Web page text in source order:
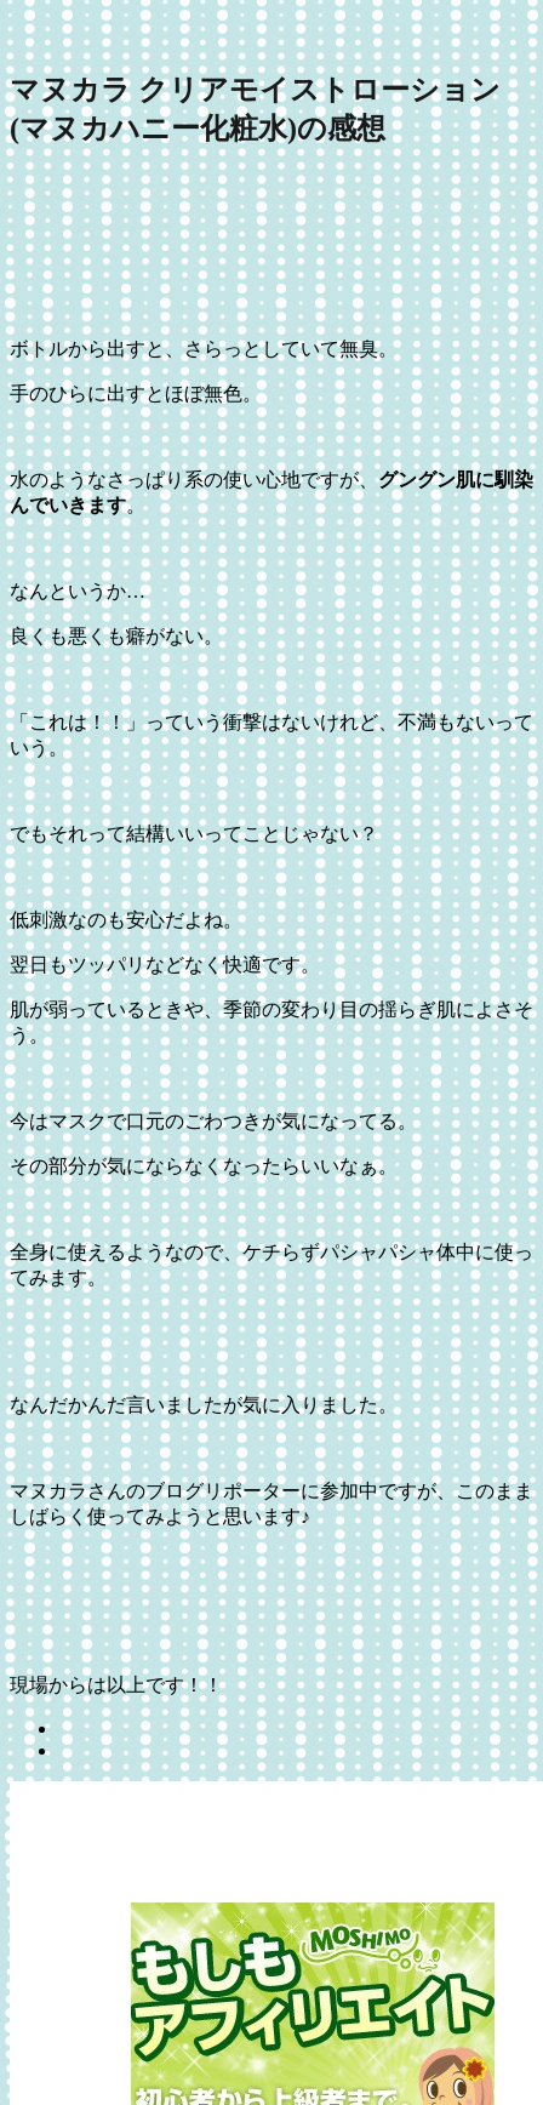
マヌカラ クリアモイストローション
(マヌカハニー化粧水)の感想
ボトルから出すと、さらっとしていて無臭。
手のひらに出すとほぼ無色。
水のようなさっぱり系の使い心地ですが、グングン肌に馴染
んでいきます。
なんというか…
良くも悪くも癖がない。
「これは！！」っていう衝撃はないけれど、不満もないって
いう。
でもそれって結構いいってことじゃない？
低刺激なのも安心だよね。
翌日もツッパリなどなく快適です。
肌が弱っているときや、季節の変わり目の揺らぎ肌によさそ
う。
今はマスクで口元のごわつきが気になってる。
その部分が気にならなくなったらいいなぁ。
全身に使えるようなので、ケチらずパシャパシャ体中に使っ
てみます。
なんだかんだ言いましたが気に入りました。
マヌカラさんのブログリポーターに参加中ですが、このまま
しばらく使ってみようと思います♪
現場からは以上です！！